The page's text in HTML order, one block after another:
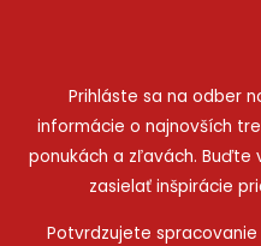
Prihláste sa na odber
informácie o najnovších
ponukách a zľavách. Buďte
zasielať inšpirácie
Potvrdzujete